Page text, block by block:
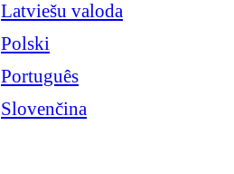
Latviešu valoda
Polski
Português
Slovenčina